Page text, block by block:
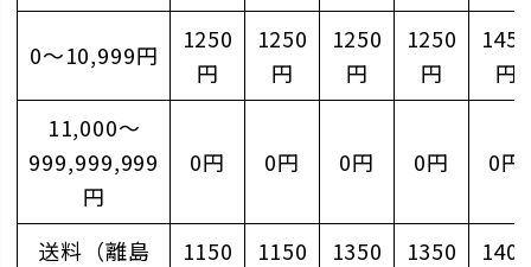
0～10,999円
1250
円
1250
円
1250
円
1250
円
円
11,000～
999,999,999
円
0円 0円 0円 0円 0円
送料（離島
1150
1150
1350
1350